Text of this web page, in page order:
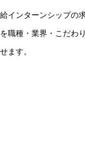
インターンシップの
職種・業界・こだわ
ます。